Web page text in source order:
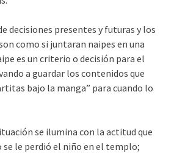
decisiones presentes y futuras y los
como si juntaran naipes en una
es un criterio o decisión para el
a guardar los contenidos que
bajo la manga” para cuando lo
se ilumina con la actitud que
se le perdió el niño en el templo;